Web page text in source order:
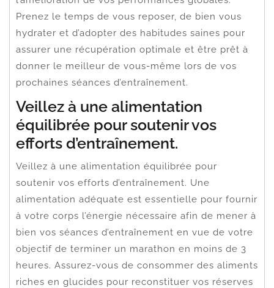
Prenez le temps de vous reposer, de bien vous
hydrater et d’adopter des habitudes saines pour
assurer une récupération optimale et être prêt à
donner le meilleur de vous-même lors de vos
prochaines séances d’entraînement.
Veillez à une alimentation
équilibrée pour soutenir vos
efforts d’entraînement.
Veillez à une alimentation équilibrée pour
soutenir vos efforts d’entraînement. Une
alimentation adéquate est essentielle pour fournir
à votre corps l’énergie nécessaire afin de mener à
bien vos séances d’entraînement en vue de votre
objectif de terminer un marathon en moins de 3
heures. Assurez-vous de consommer des aliments
riches en glucides pour reconstituer vos réserves